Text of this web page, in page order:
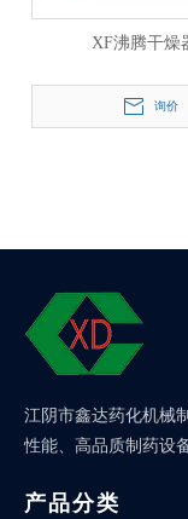
XF沸腾干燥
询价
江阴市鑫达药化机械
性能、高品质制药设
产品分类